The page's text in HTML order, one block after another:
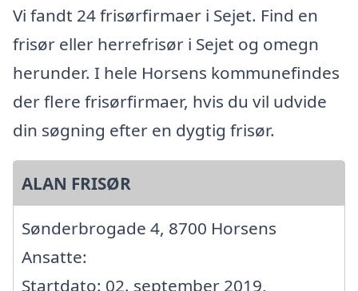
Vi fandt 24 frisørfirmaer i Sejet. Find en
frisør eller herrefrisør i Sejet og omegn
herunder. I hele Horsens kommunefindes
der flere frisørfirmaer, hvis du vil udvide
din søgning efter en dygtig frisør.
ALAN FRISØR
Sønderbrogade 4, 8700 Horsens
Ansatte:
Startdato: 02. september 2019,